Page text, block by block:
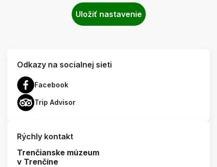
Odkazy na socialnej sieti
Facebook
Trip Advisor
Rýchly kontakt
Trenčianske múzeum
v Trenčíne